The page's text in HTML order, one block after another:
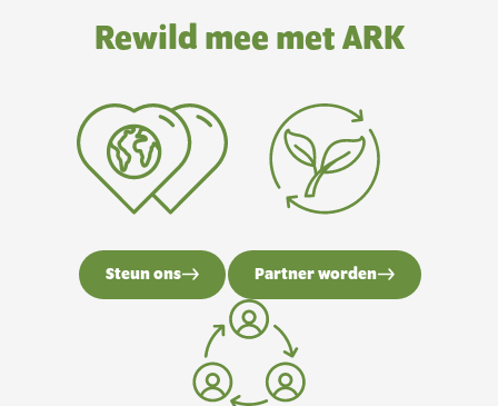
Rewild mee met ARK
Steun ons Partner worden